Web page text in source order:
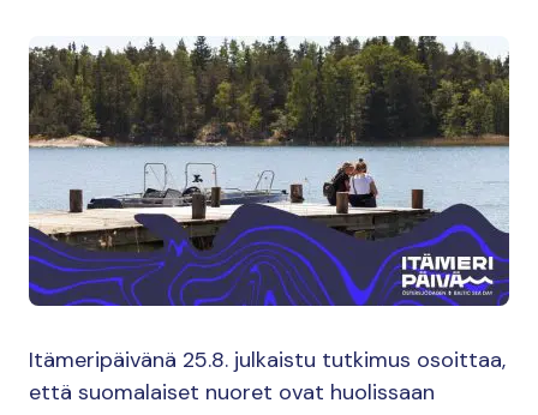
Itämeripäivänä 25.8. julkaistu tutkimus osoittaa,
että suomalaiset nuoret ovat huolissaan